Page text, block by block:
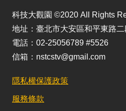
科技大觀園 ©2020 All Rights
地址：臺北市大安區和平東路
電話：02-25056789 #5526
信箱：nstcstv@gmail.com
隱私權保護政策
服務條款